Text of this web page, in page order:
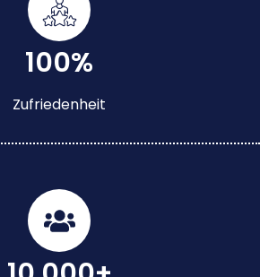
100%
Zufriedenheit